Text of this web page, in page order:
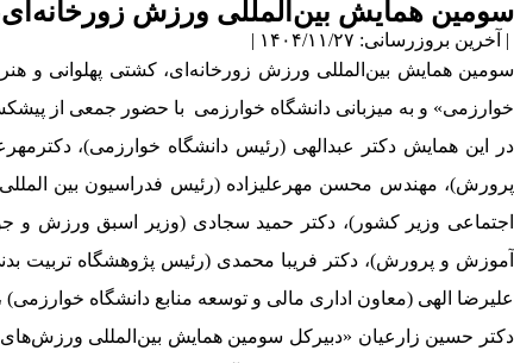
سومین همایش بین‌المللی ورزش
| آخرین بروزرسانی: ۱۴۰۴/۱۱/۲۷ |
خوارزمی» و به میزبانی دانشگاه خوارزمی با حضور جمعی از پیشکسوتان،
در این همایش دکتر عبدالهی (رئیس دانشگاه خوارزمی)،
پرورش)، مهندس محسن مهرعلیزاده (رئیس فدراسیون بین
اجتماعی وزیر کشور)، دکتر حمید سجادی (وزیر اسبق ورزش و
آموزش و پرورش)، دکتر فریبا محمدی (رئیس پژوهشگاه تربیت
علیرضا الهی (معاون اداری مالی و توسعه منابع دانشگاه
دکتر حسین زارعیان «دبیرکل سومین همایش بین‌المللی